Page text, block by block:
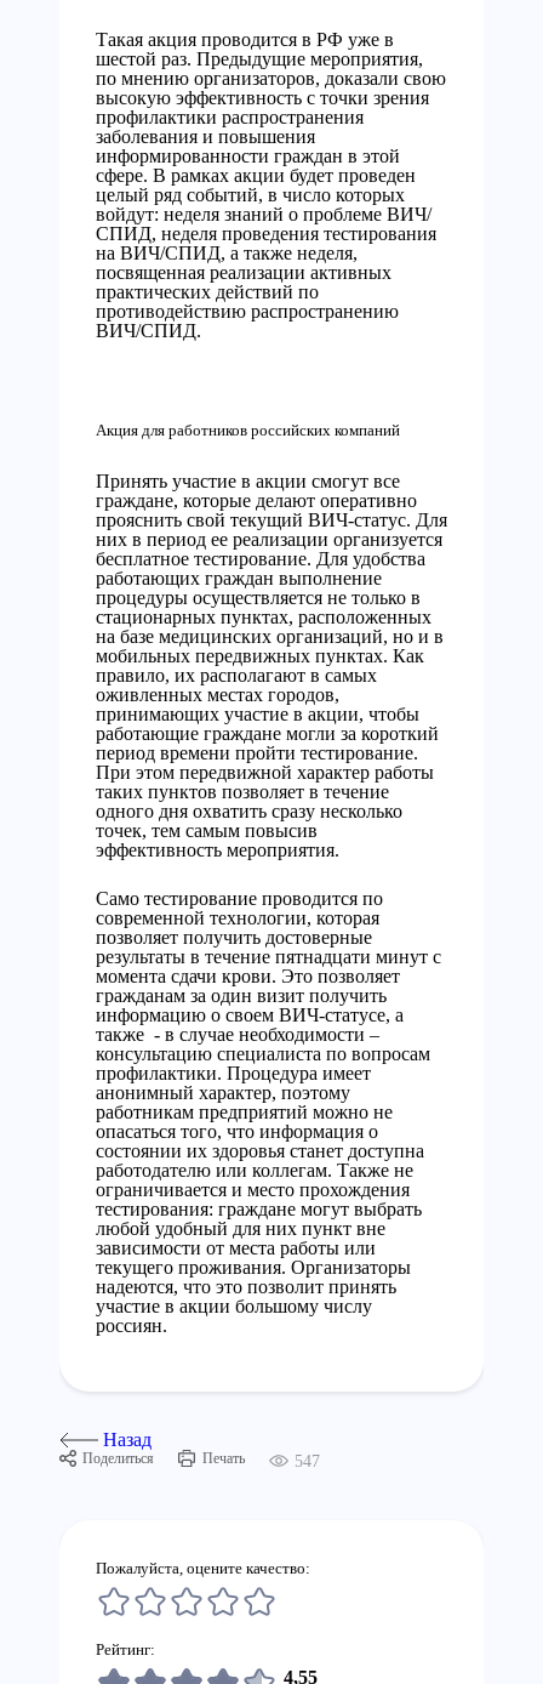
Такая акция проводится в РФ уже в
шестой раз. Предыдущие мероприятия,
по мнению организаторов, доказали свою
высокую эффективность с точки зрения
профилактики распространения
заболевания и повышения
информированности граждан в этой
сфере. В рамках акции будет проведен
целый ряд событий, в число которых
войдут: неделя знаний о проблеме ВИЧ/
СПИД, неделя проведения тестирования
на ВИЧ/СПИД, а также неделя,
посвященная реализации активных
практических действий по
противодействию распространению
ВИЧ/СПИД.
Акция для работников российских компаний
Принять участие в акции смогут все
граждане, которые делают оперативно
прояснить свой текущий ВИЧ-статус. Для
них в период ее реализации организуется
бесплатное тестирование. Для удобства
работающих граждан выполнение
процедуры осуществляется не только в
стационарных пунктах, расположенных
на базе медицинских организаций, но и в
мобильных передвижных пунктах. Как
правило, их располагают в самых
оживленных местах городов,
принимающих участие в акции, чтобы
работающие граждане могли за короткий
период времени пройти тестирование.
При этом передвижной характер работы
таких пунктов позволяет в течение
одного дня охватить сразу несколько
точек, тем самым повысив
эффективность мероприятия.
Само тестирование проводится по
современной технологии, которая
позволяет получить достоверные
результаты в течение пятнадцати минут с
момента сдачи крови. Это позволяет
гражданам за один визит получить
информацию о своем ВИЧ-статусе, а
также - в случае необходимости –
консультацию специалиста по вопросам
профилактики. Процедура имеет
анонимный характер, поэтому
работникам предприятий можно не
опасаться того, что информация о
состоянии их здоровья станет доступна
работодателю или коллегам. Также не
ограничивается и место прохождения
тестирования: граждане могут выбрать
любой удобный для них пункт вне
зависимости от места работы или
текущего проживания. Организаторы
надеются, что это позволит принять
участие в акции большому числу
россиян.
Назад
Поделиться Печать 547
Пожалуйста, оцените качество:
Рейтинг:
4,55